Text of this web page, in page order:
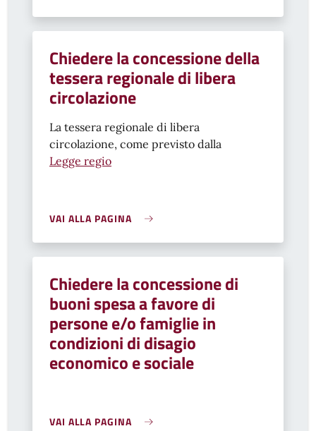
Chiedere la concessione della
tessera regionale di libera
circolazione
La tessera regionale di libera
circolazione, come previsto dalla
Legge regio
VAI ALLA PAGINA
Chiedere la concessione di
buoni spesa a favore di
persone e/o famiglie in
condizioni di disagio
economico e sociale
VAI ALLA PAGINA